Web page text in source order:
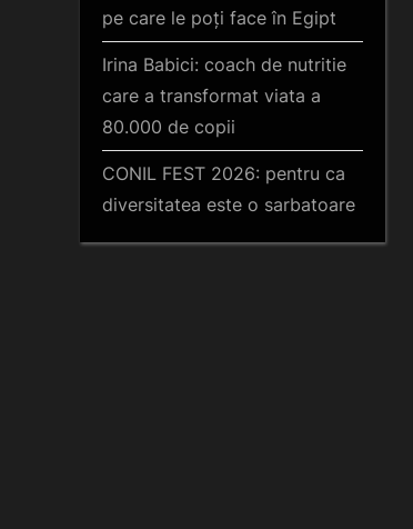
pe care le poți face în Egipt
Irina Babici: coach de nutritie
care a transformat viata a
80.000 de copii
CONIL FEST 2026: pentru ca
diversitatea este o sarbatoare